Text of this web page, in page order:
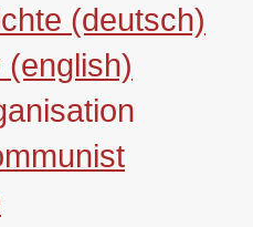
(deutsch)
(english)